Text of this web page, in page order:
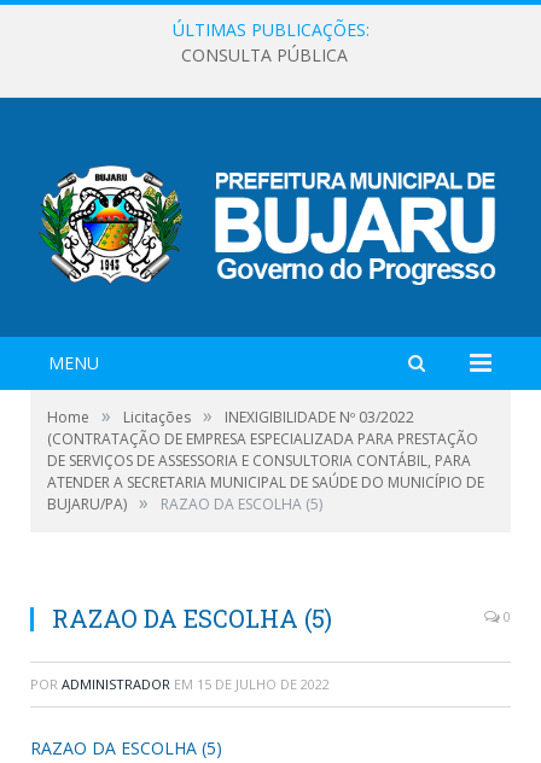
ÚLTIMAS PUBLICAÇÕES:
CONSULTA PÚBLICA
MENU
Home » Licitações »
INEXIGIBILIDADE Nº 03/2022
(CONTRATAÇÃO DE EMPRESA ESPECIALIZADA PARA PRESTAÇÃO
DE SERVIÇOS DE ASSESSORIA E CONSULTORIA CONTÁBIL, PARA
ATENDER A SECRETARIA MUNICIPAL DE SAÚDE DO MUNICÍPIO DE
BUJARU/PA) » RAZAO DA ESCOLHA (5)
RAZAO DA ESCOLHA (5) 0
POR ADMINISTRADOR EM 15 DE JULHO DE 2022
RAZAO DA ESCOLHA (5)